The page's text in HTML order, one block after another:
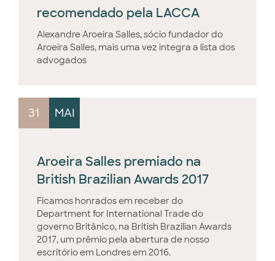
recomendado pela LACCA
Alexandre Aroeira Salles, sócio fundador do
Aroeira Salles, mais uma vez integra a lista dos
advogados
31 MAI
Aroeira Salles premiado na
British Brazilian Awards 2017
Ficamos honrados em receber do
Department for International Trade do
governo Britânico, na British Brazilian Awards
2017, um prêmio pela abertura de nosso
escritório em Londres em 2016.